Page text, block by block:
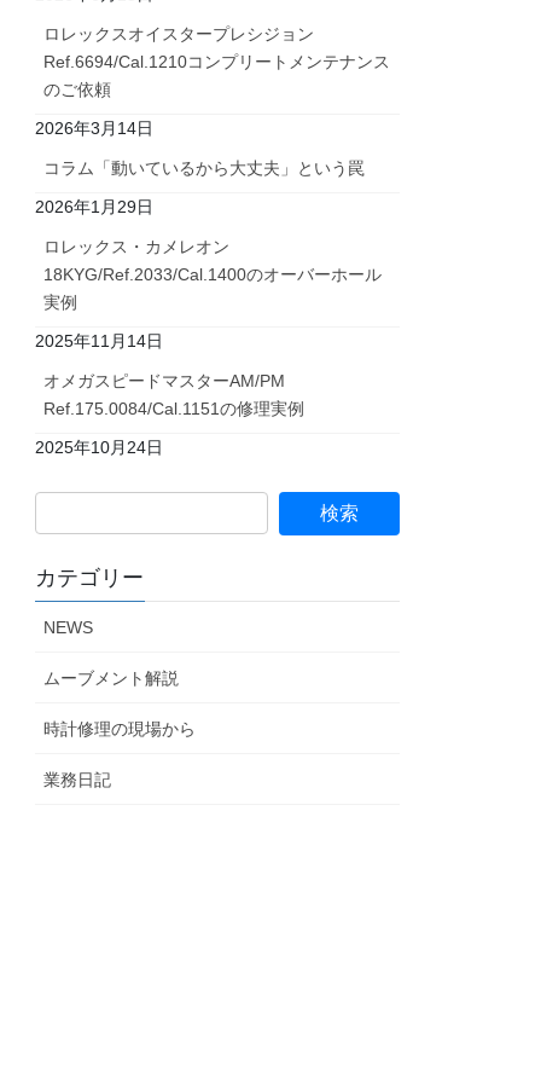
ロレックスオイスタープレシジョン
Ref.6694/Cal.1210コンプリートメンテナンス
のご依頼
2026年3月14日
コラム「動いているから大丈夫」という罠
2026年1月29日
ロレックス・カメレオン
18KYG/Ref.2033/Cal.1400のオーバーホール
実例
2025年11月14日
オメガスピードマスターAM/PM
Ref.175.0084/Cal.1151の修理実例
2025年10月24日
カテゴリー
NEWS
ムーブメント解説
時計修理の現場から
業務日記